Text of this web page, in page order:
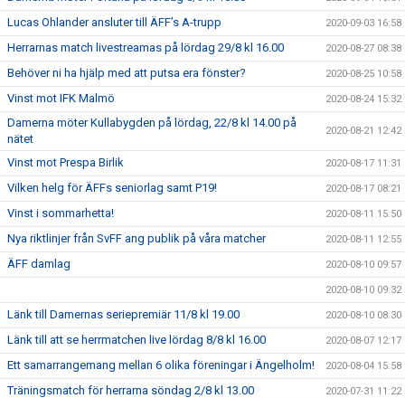
Lucas Ohlander ansluter till ÄFF’s A-trupp 2020-09-03 16:58
Herrarnas match livestreamas på lördag 29/8 kl 16.00 2020-08-27 08:38
Behöver ni ha hjälp med att putsa era fönster? 2020-08-25 10:58
Vinst mot IFK Malmö 2020-08-24 15:32
Damerna möter Kullabygden på lördag, 22/8 kl 14.00 på
nätet
2020-08-21 12:42
Vinst mot Prespa Birlik 2020-08-17 11:31
Vilken helg för ÄFFs seniorlag samt P19! 2020-08-17 08:21
Vinst i sommarhetta! 2020-08-11 15:50
Nya riktlinjer från SvFF ang publik på våra matcher 2020-08-11 12:55
ÄFF damlag 2020-08-10 09:57
2020-08-10 09:32
Länk till Damernas seriepremiär 11/8 kl 19.00 2020-08-10 08:30
Länk till att se herrmatchen live lördag 8/8 kl 16.00 2020-08-07 12:17
Ett samarrangemang mellan 6 olika föreningar i Ängelholm! 2020-08-04 15:58
Träningsmatch för herrarna söndag 2/8 kl 13.00 2020-07-31 11:22